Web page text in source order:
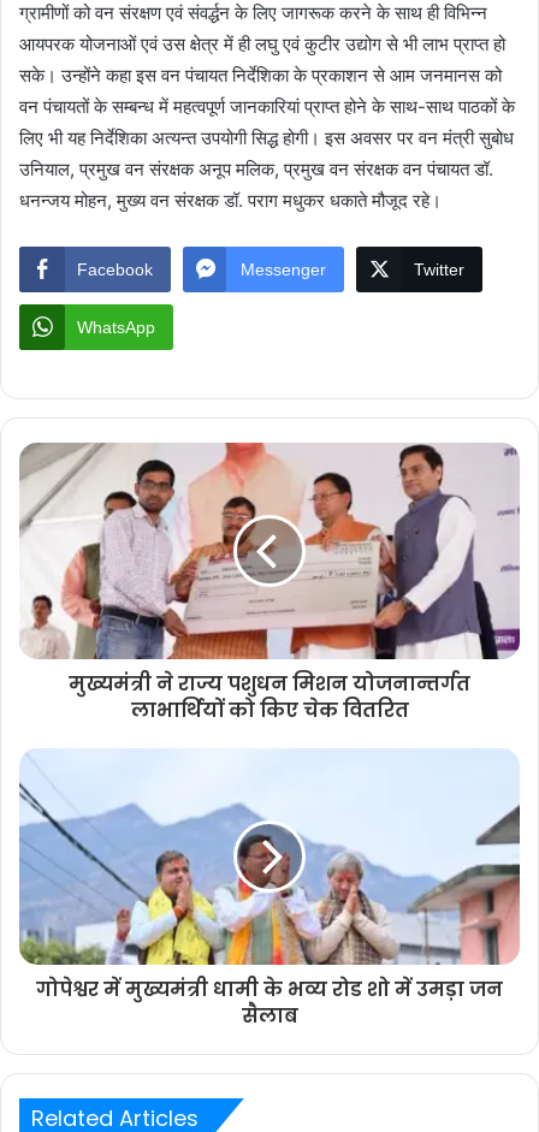
ग्रामीणों को वन संरक्षण एवं संवर्द्धन के लिए जागरूक करने के साथ ही विभिन्न
आयपरक योजनाओं एवं उस क्षेत्र में ही लघु एवं कुटीर उद्योग से भी लाभ प्राप्त हो
सके। उन्होंने कहा इस वन पंचायत निर्देशिका के प्रकाशन से आम जनमानस को
वन पंचायतों के सम्बन्ध में महत्वपूर्ण जानकारियां प्राप्त होने के साथ-साथ पाठकों के
लिए भी यह निर्देशिका अत्यन्त उपयोगी सिद्ध होगी। इस अवसर पर वन मंत्री सुबोध
उनियाल, प्रमुख वन संरक्षक अनूप मलिक, प्रमुख वन संरक्षक वन पंचायत डॉ.
धनन्जय मोहन, मुख्य वन संरक्षक डॉ. पराग मधुकर धकाते मौजूद रहे।
Facebook Messenger Twitter
WhatsApp
मुख्यमंत्री ने राज्य पशुधन मिशन योजनान्तर्गत
लाभार्थियों को किए चेक वितरित
गोपेश्वर में मुख्यमंत्री धामी के भव्य रोड शो में उमड़ा जन
सैलाब
Related Articles